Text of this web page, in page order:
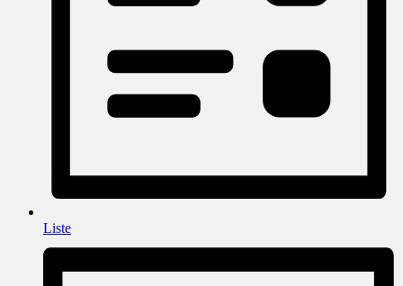
Liste